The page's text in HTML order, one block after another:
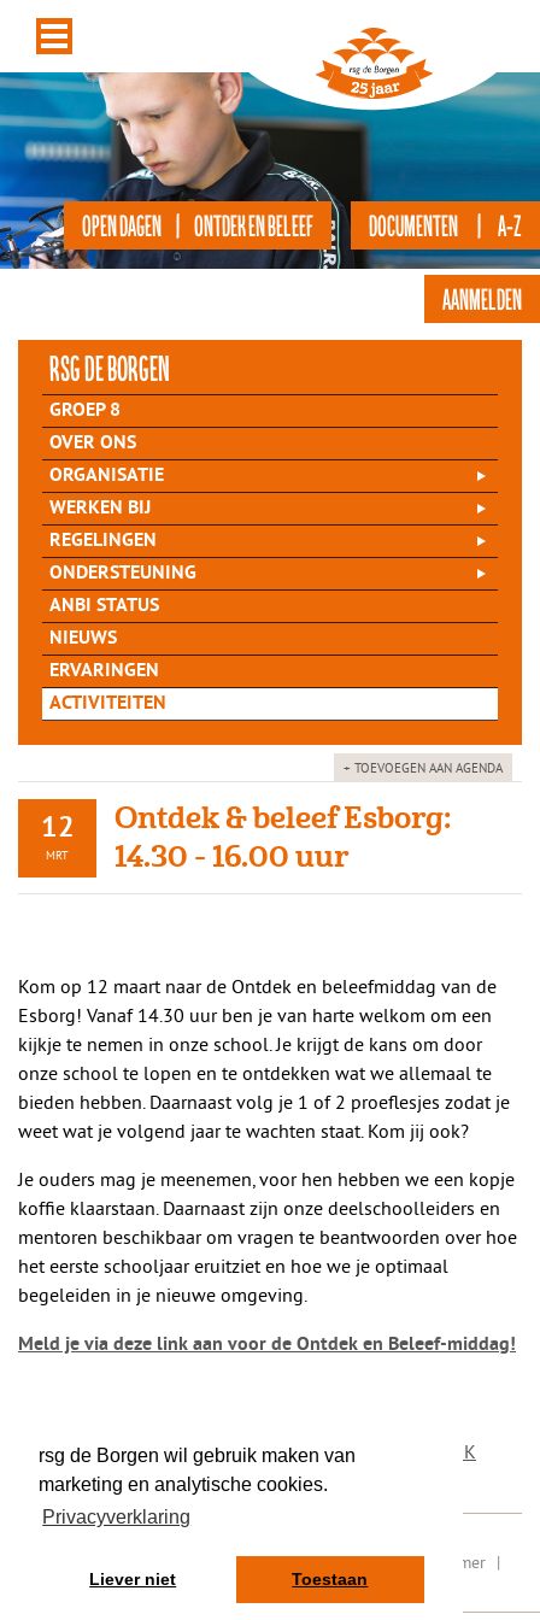
rsg de Borgen wil gebruik maken van
marketing en analytische cookies.
Privacyverklaring
Liever niet Toestaan
DOCUMENTEN | A-Z
OPEN DAGEN | ONTDEK EN BELEEF
AANMELDEN
rsg de Borgen
GROEP 8
OVER ONS
ORGANISATIE
WERKEN BIJ
REGELINGEN
ONDERSTEUNING
ANBI STATUS
NIEUWS
ERVARINGEN
ACTIVITEITEN
12
MRT
Ontdek & beleef Esborg:
14.30 - 16.00 uur
+ TOEVOEGEN AAN AGENDA
Kom op 12 maart naar de Ontdek en beleefmiddag van de
Esborg! Vanaf 14.30 uur ben je van harte welkom om een
kijkje te nemen in onze school. Je krijgt de kans om door
onze school te lopen en te ontdekken wat we allemaal te
bieden hebben. Daarnaast volg je 1 of 2 proeflesjes zodat je
weet wat je volgend jaar te wachten staat. Kom jij ook?
Je ouders mag je meenemen, voor hen hebben we een kopje
koffie klaarstaan. Daarnaast zijn onze deelschoolleiders en
mentoren beschikbaar om vragen te beantwoorden over hoe
het eerste schooljaar eruitziet en hoe we je optimaal
begeleiden in je nieuwe omgeving.
Meld je via deze link aan voor de Ontdek en Beleef-middag!
DEEL DIT BERICHT OP TWITTER OP FACEBOOK
RSIN/ fiscaal nummer: 8077.87.000 | Sitemap | Disclaimer |
Contact